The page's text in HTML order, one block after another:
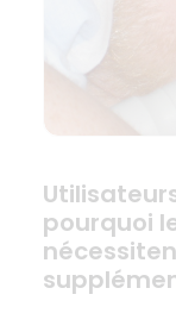
pourquoi